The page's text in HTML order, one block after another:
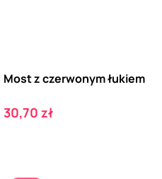
Most z czerwonym łukiem
Cena
30,70 zł